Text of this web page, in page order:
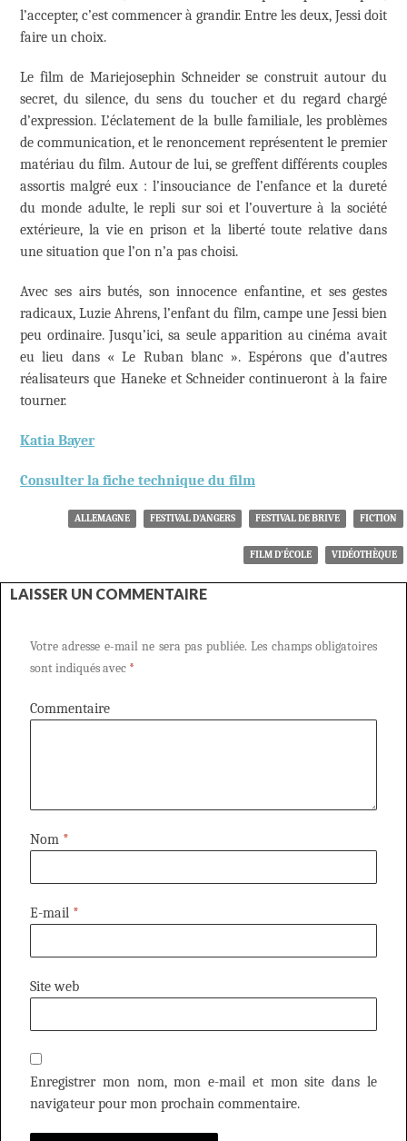
l’accepter, c’est commencer à grandir. Entre les deux, Jessi doit
faire un choix.
Le film de Mariejosephin Schneider se construit autour du
secret, du silence, du sens du toucher et du regard chargé
d’expression. L’éclatement de la bulle familiale, les problèmes
de communication, et le renoncement représentent le premier
matériau du film. Autour de lui, se greffent différents couples
assortis malgré eux : l’insouciance de l’enfance et la dureté
du monde adulte, le repli sur soi et l’ouverture à la société
extérieure, la vie en prison et la liberté toute relative dans
une situation que l’on n’a pas choisi.
Avec ses airs butés, son innocence enfantine, et ses gestes
radicaux, Luzie Ahrens, l’enfant du film, campe une Jessi bien
peu ordinaire. Jusqu’ici, sa seule apparition au cinéma avait
eu lieu dans « Le Ruban blanc ». Espérons que d’autres
réalisateurs que Haneke et Schneider continueront à la faire
tourner.
Katia Bayer
Consulter la fiche technique du film
ALLEMAGNE FESTIVAL D'ANGERS FESTIVAL DE BRIVE FICTION
FILM D'ÉCOLE VIDÉOTHÈQUE
LAISSER UN COMMENTAIRE
Votre adresse e-mail ne sera pas publiée. Les champs obligatoires
sont indiqués avec *
Commentaire
Nom *
E-mail *
Site web
Enregistrer mon nom, mon e-mail et mon site dans le
navigateur pour mon prochain commentaire.